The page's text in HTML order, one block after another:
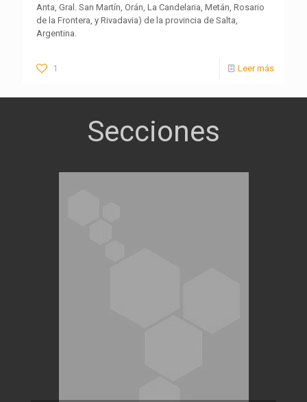
Anta, Gral. San Martín, Orán, La Candelaria, Metán, Rosario
de la Frontera, y Rivadavia) de la provincia de Salta,
Argentina.
1 Leer más